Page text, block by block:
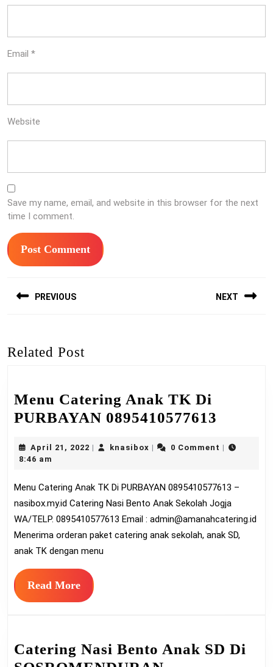
Email *
Website
Save my name, email, and website in this browser for the next
time I comment.
navigation
PREVIOUS NEXT
Related Post
Menu Catering Anak TK Di
PURBAYAN 0895410577613
Anak
Di
April 21, 2022 Aprilknasiboxknasibox0 Comment
8:46 am
Menu Catering Anak TK Di PURBAYAN 0895410577613 –
nasibox.my.id Catering Nasi Bento Anak Sekolah Jogja
WA/TELP. 0895410577613 Email : admin@amanahcatering.id
Menerima orderan paket catering anak sekolah, anak SD,
anak TK dengan menu
Read MoreRead
More
Catering Nasi Bento Anak SD Di